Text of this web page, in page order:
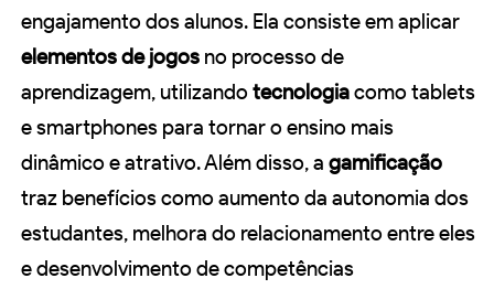
engajamento dos alunos. Ela consiste em aplicar
elementos de jogos no processo de
aprendizagem, utilizando tecnologiacomo tablets
e smartphones para tornar o ensino mais
dinâmico e atrativo. Além disso, a gamificação
traz benefícios como aumento da autonomia dos
estudantes, melhora do relacionamento entre eles
e desenvolvimento de competências